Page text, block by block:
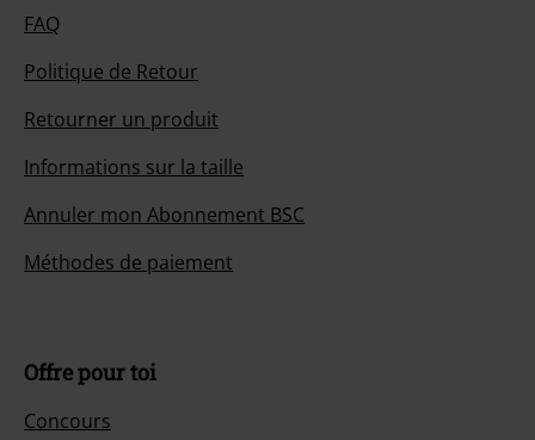
FAQ
Politique de Retour
Retourner un produit
Informations sur la taille
Annuler mon Abonnement BSC
Méthodes de paiement
Offre pour toi
Concours